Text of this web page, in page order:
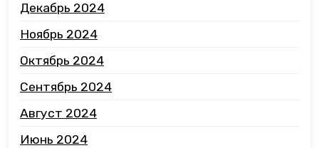
Декабрь 2024
Ноябрь 2024
Октябрь 2024
Сентябрь 2024
Август 2024
Июнь 2024